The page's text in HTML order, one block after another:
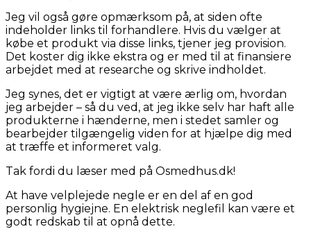
Jeg vil også gøre opmærksom på, at siden ofte
indeholder links til forhandlere. Hvis du vælger at
købe et produkt via disse links, tjener jeg provision.
Det koster dig ikke ekstra og er med til at finansiere
arbejdet med at researche og skrive indholdet.
Jeg synes, det er vigtigt at være ærlig om, hvordan
jeg arbejder – så du ved, at jeg ikke selv har haft alle
produkterne i hænderne, men i stedet samler og
bearbejder tilgængelig viden for at hjælpe dig med
at træffe et informeret valg.
Tak fordi du læser med på Osmedhus.dk!
At have velplejede negle er en del af en god
personlig hygiejne. En elektrisk neglefil kan være et
godt redskab til at opnå dette.